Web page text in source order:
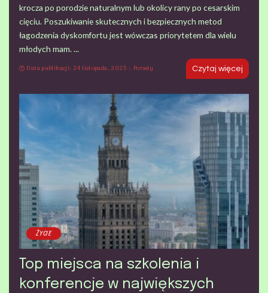
krocza po porodzie naturalnym lub okolicy rany po cesarskim
cięciu. Poszukiwanie skutecznych i bezpiecznych metod
łagodzenia dyskomfortu jest wówczas priorytetem dla wielu
młodych mam. ...
Data publikacji: 24 listopada, 2025
Porady Czytaj więcej
ŻYCIE
Top miejsca na szkolenia i
konferencje w największych